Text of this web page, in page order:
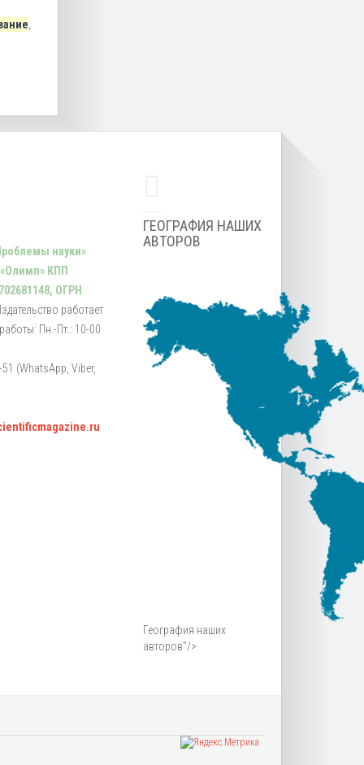
,
науки»
КПП
ОГРН
работает
Пн.-Пт.: 10-00
(WhatsApp, Viber,
ГЕОГРАФИЯ НАШИХ
АВТОРОВ
География наших
авторов"/>